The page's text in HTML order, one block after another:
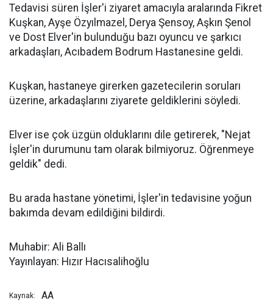
Tedavisi süren İşler'i ziyaret amacıyla aralarında Fikret
Kuşkan, Ayşe Özyılmazel, Derya Şensoy, Aşkın Şenol
ve Dost Elver'in bulunduğu bazı oyuncu ve şarkıcı
arkadaşları, Acıbadem Bodrum Hastanesine geldi.
Kuşkan, hastaneye girerken gazetecilerin soruları
üzerine, arkadaşlarını ziyarete geldiklerini söyledi.
Elver ise çok üzgün olduklarını dile getirerek, "Nejat
İşler'in durumunu tam olarak bilmiyoruz. Öğrenmeye
geldik" dedi.
Bu arada hastane yönetimi, İşler'in tedavisine yoğun
bakımda devam edildiğini bildirdi.
Muhabir: Ali Ballı
Yayınlayan: Hızır Hacısalihoğlu
Kaynak: AA